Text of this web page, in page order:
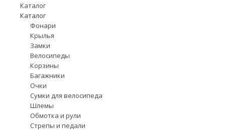
Каталог
Каталог
Фонари
Крылья
Замки
Велосипеды
Корзины
Багажники
Очки
Сумки для велосипеда
Шлемы
Обмотка и рули
Стрепы и педали